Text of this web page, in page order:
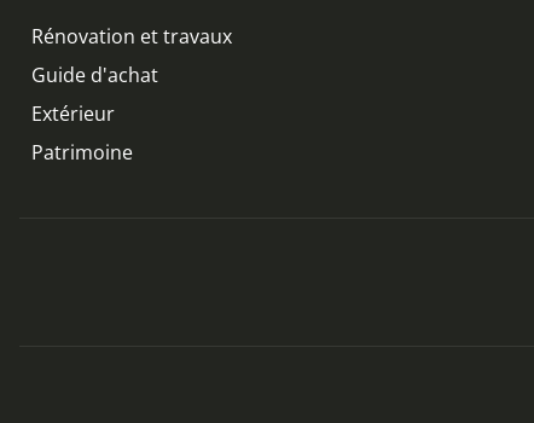
Rénovation et travaux
Guide d'achat
Extérieur
Patrimoine